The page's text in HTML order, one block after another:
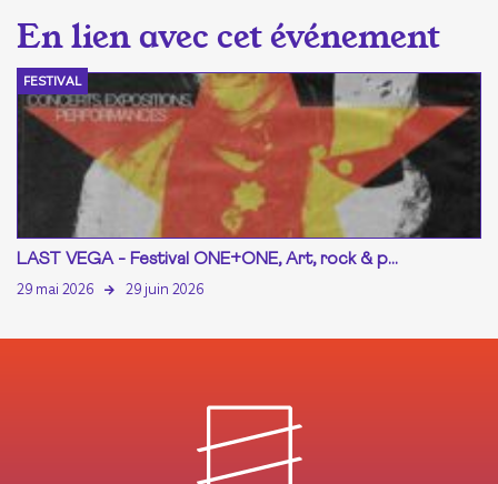
FESTIVAL
LAST VEGA - Festival ONE+ONE, Art, rock & p...
29 mai 2026 29 juin 2026